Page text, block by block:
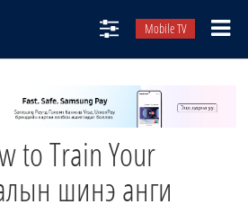
Mobile TV
to Train Your
шинэ анги